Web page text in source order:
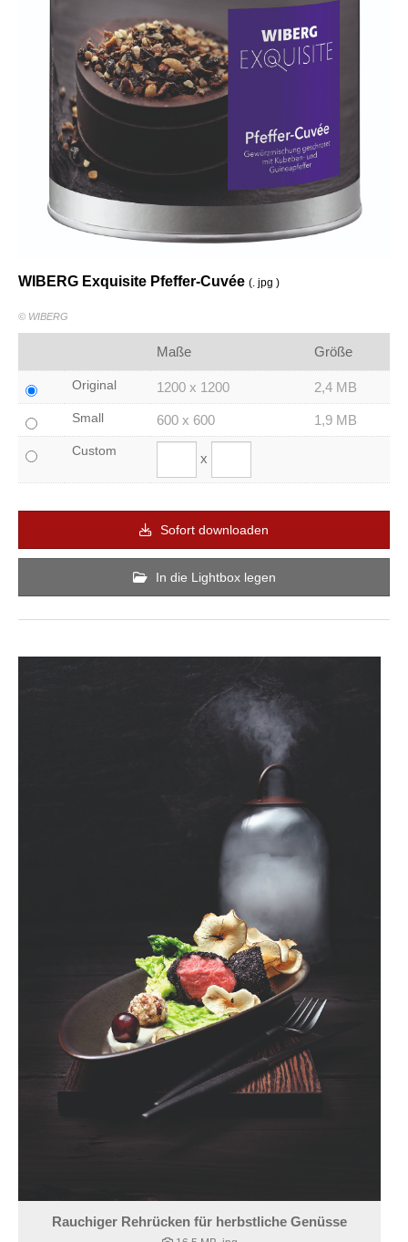
WIBERG Exquisite Pfeffer-Cuvée (. jpg )
© WIBERG
Maße Größe
Original 1200 x 1200 2,4 MB
Small 600 x 600 1,9 MB
Custom x
Sofort downloaden
In die Lightbox legen
Rauchiger Rehrücken für herbstliche Genüsse